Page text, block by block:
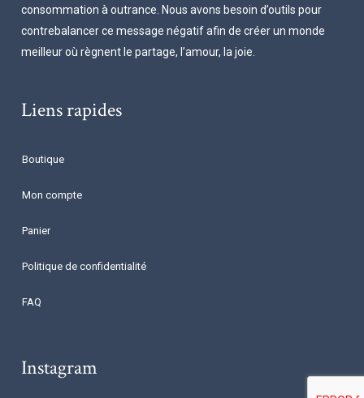
consommation à outrance. Nous avons besoin d’outils pour
contrebalancer ce message négatif afin de créer un monde
meilleur où règnent le partage, l’amour, la joie.
Liens rapides
Boutique
Mon compte
Panier
Politique de confidentialité
FAQ
Instagram